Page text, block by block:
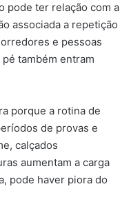
pode ter relação com a
associada a repetição
e pessoas
também entram
porque a rotina de
de provas e
calçados
aumentam a carga
pode haver piora do